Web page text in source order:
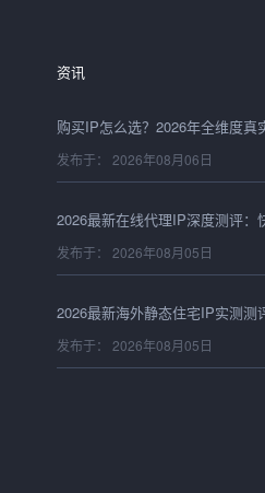
资讯
发布于： 2026年08月06日
发布于： 2026年08月06日
发布于： 2026年08月05日
发布于： 2026年08月05日